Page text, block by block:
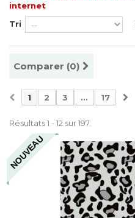
internet
Tri
Comparer (0)
1 2 3 ... 17
Résultats 1 - 12 sur 197.
NOUVEAU